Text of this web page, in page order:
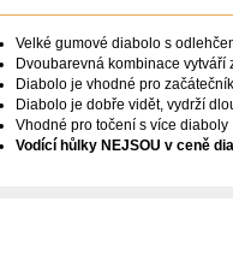
Velké gumové diabolo s
Dvoubarevná kombinace vytváří
Diabolo je vhodné pro
Diabolo je dobře vidět, vydrží
Vhodné pro točení s více diaboly
Vodící hůlky NEJSOU v ceně